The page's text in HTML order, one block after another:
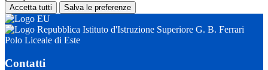
Accetta tutti Salva le preferenze
Istituto d'Istruzione Superiore G. B. Ferrari
Polo Liceale di Este
Contatti